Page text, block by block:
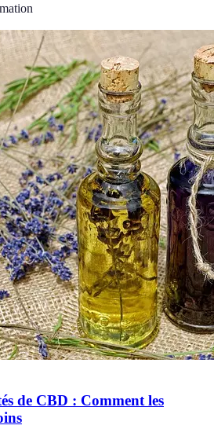
de CBD : Comment les